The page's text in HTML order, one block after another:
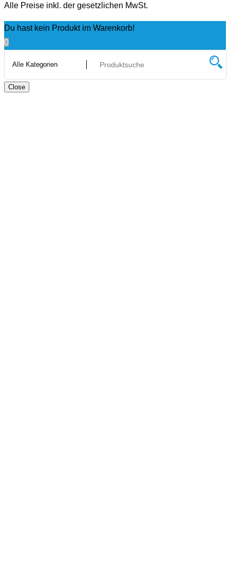
Alle Preise inkl. der gesetzlichen MwSt.
Du hast kein Produkt im Warenkorb!
0
Close